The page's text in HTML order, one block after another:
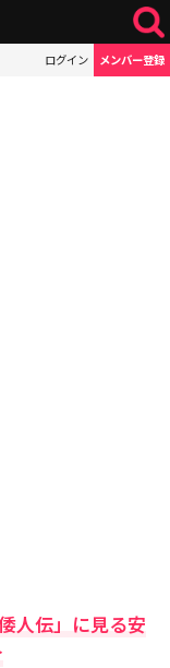
ログイン メンバー登録
人伝」に見る安